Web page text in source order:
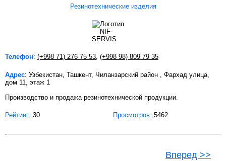
Резинотехнические изделия
Телефон: (+998 71) 276 75 53 (+998 98) 809 79 35
Адрес: Узбекистан, Ташкент, Чиланзарский район , Фархад улица,
дом 11, этаж 1
Производство и продажа резинотехнической продукции.
Рейтинг: 30 Просмотров: 5462
Вперед >>